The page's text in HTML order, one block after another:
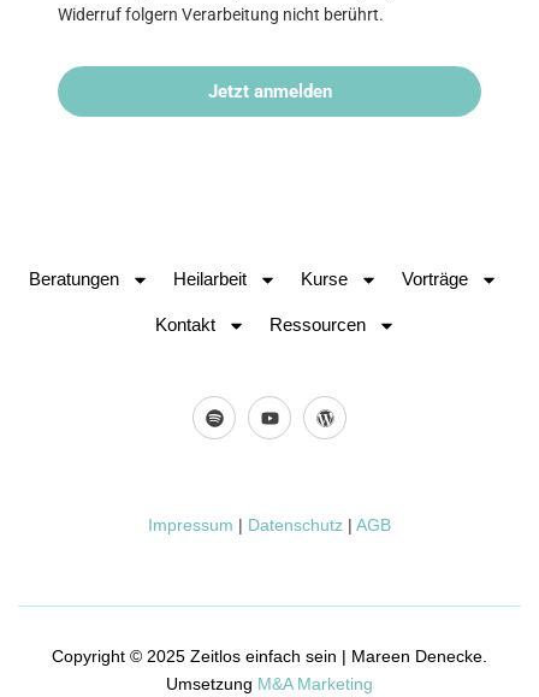
Widerruf folgern Verarbeitung nicht berührt.
Jetzt anmelden
Beratungen Heilarbeit Kurse Vorträge
Kontakt Ressourcen
Impressum | Datenschutz | AGB
Copyright © 2025 Zeitlos einfach sein | Mareen Denecke.
Umsetzung M&A Marketing